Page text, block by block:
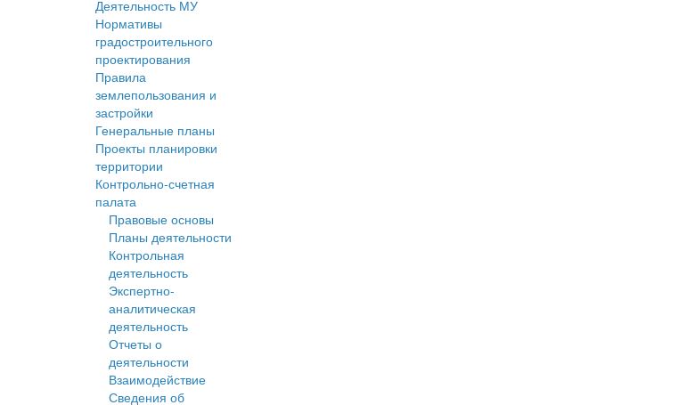
Деятельность МУ
Нормативы
градостроительного
проектирования
Правила
землепользования и
застройки
Генеральные планы
Проекты планировки
территории
Контрольно-счетная
палата
Правовые основы
Планы деятельности
Контрольная
деятельность
Экспертно-
аналитическая
деятельность
Отчеты о
деятельности
Взаимодействие
Сведения об